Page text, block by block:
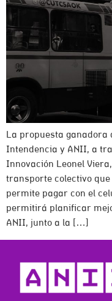
La propuesta ganadora
Intendencia y ANII, a
Innovación Leonel
transporte colectivo
permite pagar con el
permitirá planificar
ANII, junto a la […]